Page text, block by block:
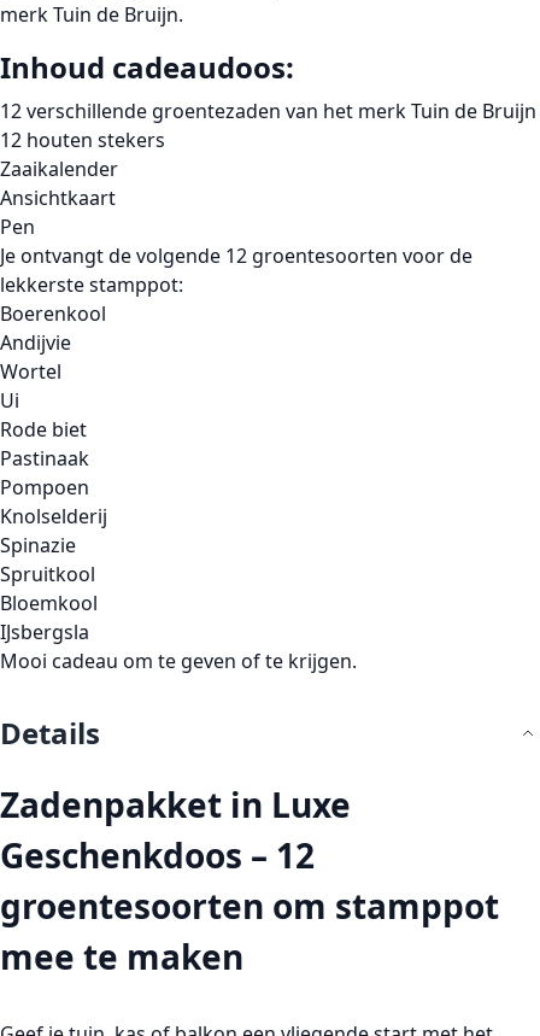
merk Tuin de Bruijn.
Inhoud cadeaudoos:
12 verschillende groentezaden van het merk Tuin de Bruijn
12 houten stekers
Zaaikalender
Ansichtkaart
Pen
Je ontvangt de volgende 12 groentesoorten voor de
lekkerste stamppot:
Boerenkool
Andijvie
Wortel
Ui
Rode biet
Pastinaak
Pompoen
Knolselderij
Spinazie
Spruitkool
Bloemkool
IJsbergsla
Mooi cadeau om te geven of te krijgen.
Details
Zadenpakket in Luxe
Geschenkdoos – 12
groentesoorten om stamppot
mee te maken